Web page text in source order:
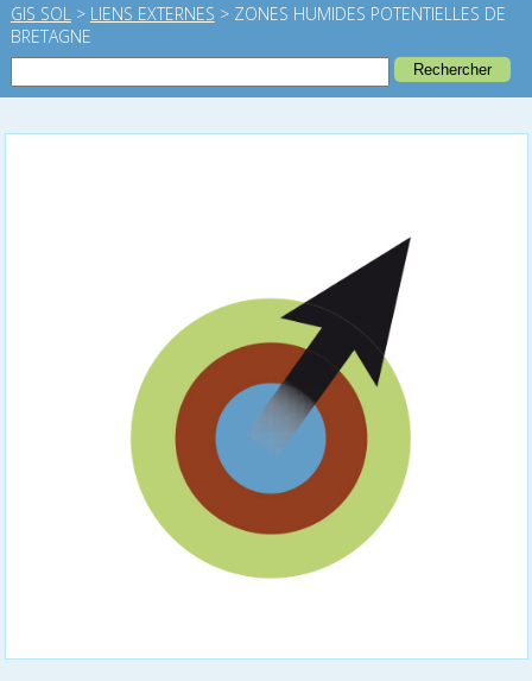
GIS SOL > LIENS EXTERNES > ZONES HUMIDES POTENTIELLES DE
BRETAGNE